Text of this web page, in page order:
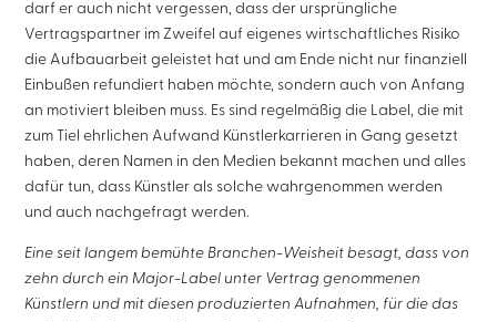
darf er auch nicht vergessen, dass der ursprüngliche
Vertragspartner im Zweifel auf eigenes wirtschaftliches Risiko
die Aufbauarbeit geleistet hat und am Ende nicht nur finanziell
Einbußen refundiert haben möchte, sondern auch von Anfang
an motiviert bleiben muss. Es sind regelmäßig die Label, die mit
zum Tiel ehrlichen Aufwand Künstlerkarrieren in Gang gesetzt
haben, deren Namen in den Medien bekannt machen und alles
dafür tun, dass Künstler als solche wahrgenommen werden
und auch nachgefragt werden.
Eine seit langem bemühte Branchen-Weisheit besagt, dass von
zehn durch ein Major-Label unter Vertrag genommenen
Künstlern und mit diesen produzierten Aufnahmen, für die das